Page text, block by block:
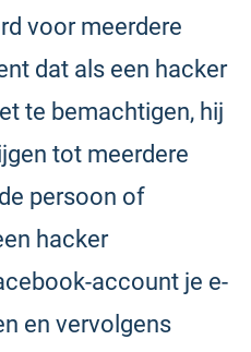
voor meerdere
dat als een hacker
te bemachtigen, hij
tot meerdere
persoon of
hacker
account je e-
en vervolgens